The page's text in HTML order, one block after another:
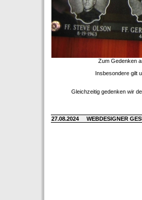
Zum Gedenken
Insbesondere gilt
Gleichzeitig gedenken wir
27.08.2024 WEBDESIGNER